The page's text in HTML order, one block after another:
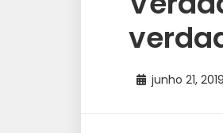
junho 21, 2019